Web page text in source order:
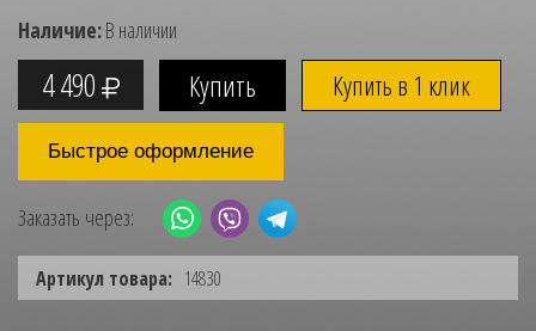
Наличие:В наличии
4 490 Купить в 1 клик
Быстрое оформление
Заказать через:
Артикул товара: 14830